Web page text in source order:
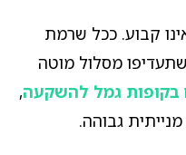
קבוע. ככל שרמת
שתעדיפו מסלול מוטה
בקופות גמל להשקעה,
גבוהה.